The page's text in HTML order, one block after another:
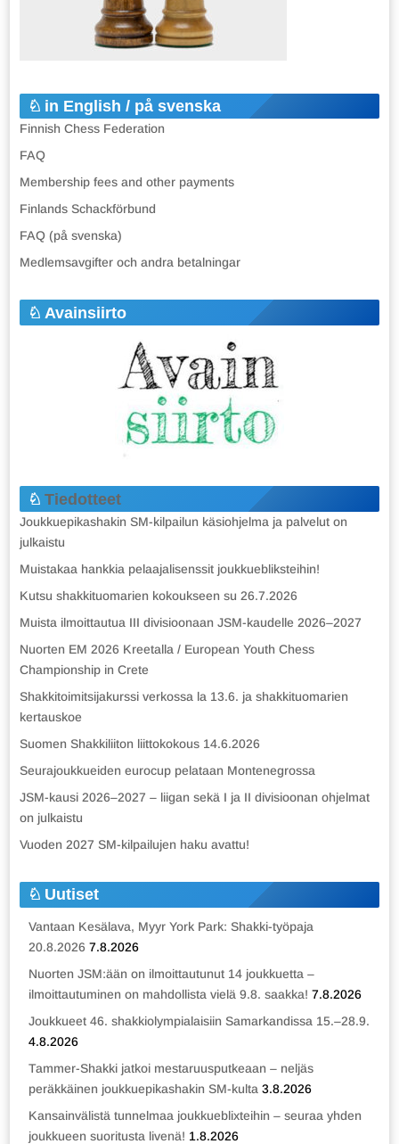
in English / på svenska
Finnish Chess Federation
FAQ
Membership fees and other payments
Finlands Schackförbund
FAQ (på svenska)
Medlemsavgifter och andra betalningar
Avainsiirto
Tiedotteet
Joukkuepikashakin SM-kilpailun käsiohjelma ja palvelut on
julkaistu
Muistakaa hankkia pelaajalisenssit joukkuebliksteihin!
Kutsu shakkituomarien kokoukseen su 26.7.2026
Muista ilmoittautua III divisioonaan JSM-kaudelle 2026–2027
Nuorten EM 2026 Kreetalla / European Youth Chess
Championship in Crete
Shakkitoimitsijakurssi verkossa la 13.6. ja shakkituomarien
kertauskoe
Suomen Shakkiliiton liittokokous 14.6.2026
Seurajoukkueiden eurocup pelataan Montenegrossa
JSM-kausi 2026–2027 – liigan sekä I ja II divisioonan ohjelmat
on julkaistu
Vuoden 2027 SM-kilpailujen haku avattu!
Uutiset
Vantaan Kesälava, Myyr York Park: Shakki-työpaja
20.8.2026 7.8.2026
Nuorten JSM:ään on ilmoittautunut 14 joukkuetta –
ilmoittautuminen on mahdollista vielä 9.8. saakka! 7.8.2026
Joukkueet 46. shakkiolympialaisiin Samarkandissa 15.–28.9.
4.8.2026
Tammer-Shakki jatkoi mestaruusputkeaan – neljäs
peräkkäinen joukkuepikashakin SM-kulta 3.8.2026
Kansainvälistä tunnelmaa joukkueblixteihin – seuraa yhden
joukkueen suoritusta livenä! 1.8.2026